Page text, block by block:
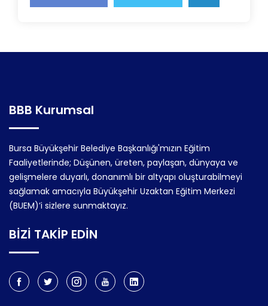
BBB Kurumsal
Bursa Büyükşehir Belediye Başkanlığı'mızın Eğitim
Faaliyetlerinde; Düşünen, üreten, paylaşan, dünyaya ve
gelişmelere duyarlı, donanımlı bir altyapı oluşturabilmeyi
sağlamak amacıyla Büyükşehir Uzaktan Eğitim Merkezi
(BUEM)’i sizlere sunmaktayız.
BİZİ TAKİP EDİN